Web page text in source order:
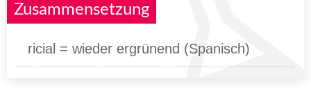
Zusammensetzung
ricial = wieder ergrünend (Spanisch)